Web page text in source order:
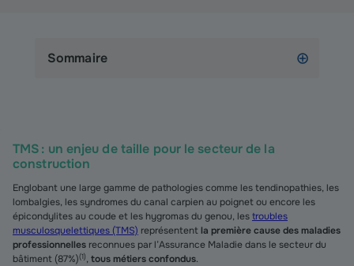
Sommaire
TMS : un enjeu de taille pour le secteur de la
construction
Englobant une large gamme de pathologies comme les tendinopathies, les
lombalgies, les syndromes du canal carpien au poignet ou encore les
épicondylites au coude et les hygromas du genou, lestroubles
musculosquelettiques (TMS) représententla première cause des maladies
professionnelles reconnues par l’Assurance Maladie dans le secteur du
bâtiment (87%)(1), tous métiers confondus.